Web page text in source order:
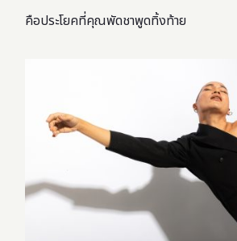
คือประโยคที่คุณพัดชาพูดทิ้งท้าย